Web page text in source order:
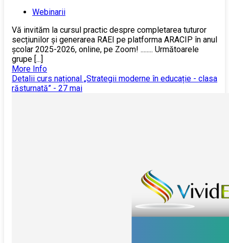
Webinarii
Vă invităm la cursul practic despre completarea tuturor
secțiunilor și generarea RAEI pe platforma ARACIP în anul
școlar 2025-2026, online, pe Zoom! ........ Următoarele
grupe [...]
More Info
Detalii curs național „Strategii moderne în educație - clasa
răsturnată” - 27 mai